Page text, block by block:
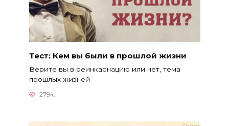
Тест: Кем вы были в прошлой жизни
Верите вы в реинкарнацию или нет, тема
прошлых жизней
279к.